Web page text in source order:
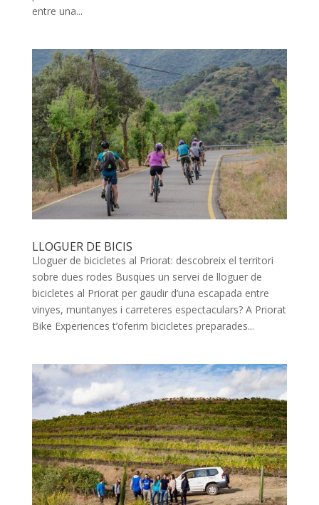
entre una...
LLOGUER DE BICIS
Lloguer de bicicletes al Priorat: descobreix el territori
sobre dues rodes Busques un servei de lloguer de
bicicletes al Priorat per gaudir d’una escapada entre
vinyes, muntanyes i carreteres espectaculars? A Priorat
Bike Experiences t’oferim bicicletes preparades...